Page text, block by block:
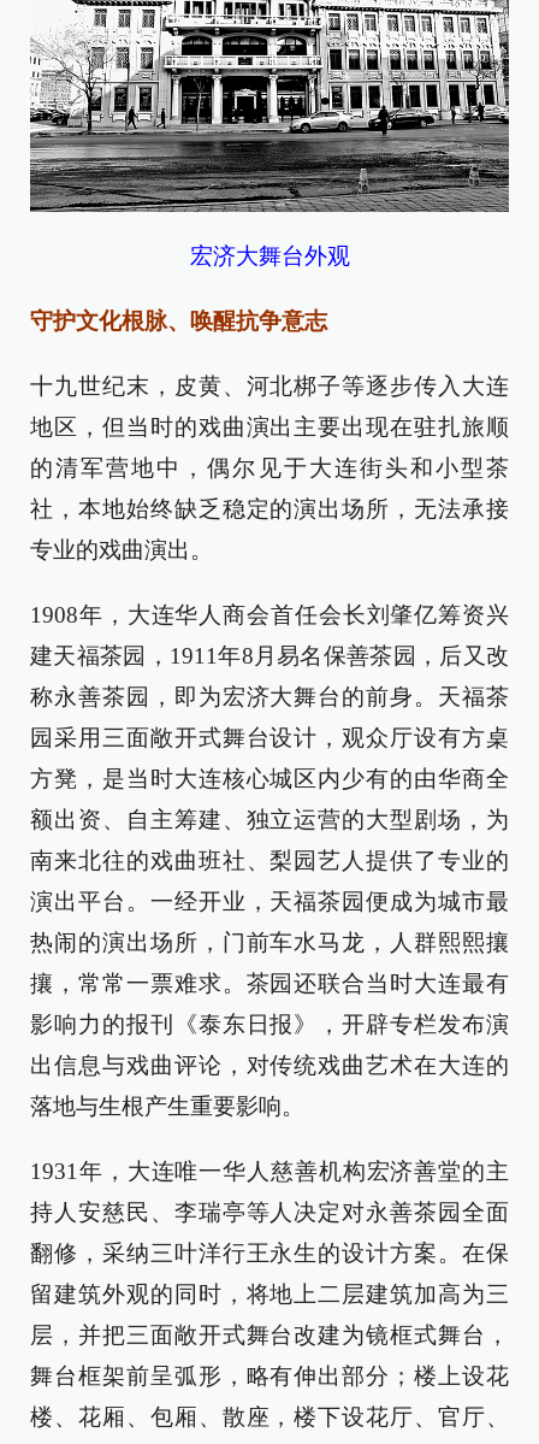
宏济大舞台外观
守护文化根脉、唤醒抗争意志
十九世纪末，皮黄、河北梆子等逐步传入大连
地区，但当时的戏曲演出主要出现在驻扎旅顺
的清军营地中，偶尔见于大连街头和小型茶
社，本地始终缺乏稳定的演出场所，无法承接
专业的戏曲演出。
1908年，大连华人商会首任会长刘肇亿筹资兴
建天福茶园，1911年8月易名保善茶园，后又改
称永善茶园，即为宏济大舞台的前身。天福茶
园采用三面敞开式舞台设计，观众厅设有方桌
方凳，是当时大连核心城区内少有的由华商全
额出资、自主筹建、独立运营的大型剧场，为
南来北往的戏曲班社、梨园艺人提供了专业的
演出平台。一经开业，天福茶园便成为城市最
热闹的演出场所，门前车水马龙，人群熙熙攘
攘，常常一票难求。茶园还联合当时大连最有
影响力的报刊《泰东日报》，开辟专栏发布演
出信息与戏曲评论，对传统戏曲艺术在大连的
落地与生根产生重要影响。
1931年，大连唯一华人慈善机构宏济善堂的主
持人安慈民、李瑞亭等人决定对永善茶园全面
翻修，采纳三叶洋行王永生的设计方案。在保
留建筑外观的同时，将地上二层建筑加高为三
层，并把三面敞开式舞台改建为镜框式舞台，
舞台框架前呈弧形，略有伸出部分；楼上设花
楼、花厢、包厢、散座，楼下设花厅、官厅、